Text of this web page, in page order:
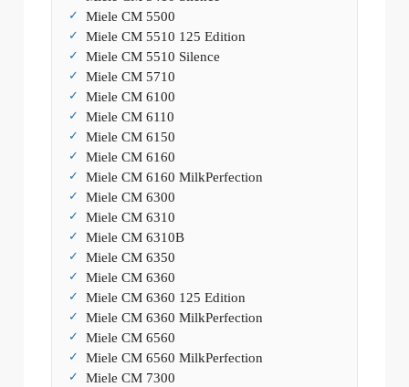
Miele CM 5500
Miele CM 5510 125 Edition
Miele CM 5510 Silence
Miele CM 5710
Miele CM 6100
Miele CM 6110
Miele CM 6150
Miele CM 6160
Miele CM 6160 MilkPerfection
Miele CM 6300
Miele CM 6310
Miele CM 6310B
Miele CM 6350
Miele CM 6360
Miele CM 6360 125 Edition
Miele CM 6360 MilkPerfection
Miele CM 6560
Miele CM 6560 MilkPerfection
Miele CM 7300